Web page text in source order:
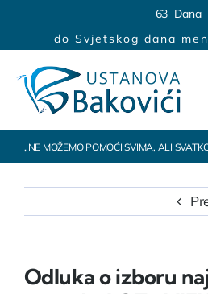
63 Dana
do Svjetskog dana
„NE MOŽEMO POMOĆI SVIMA, ALI
Odluka o izboru